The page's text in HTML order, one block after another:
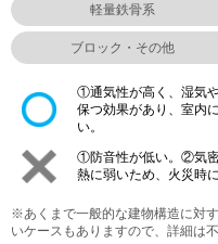
軽量鉄骨系
ブロック・その他
①通気性が高く、湿気
保つ効果があり、室内
い。
①防音性が低い。②気
熱に弱いため、火災時
※あくまで一般的な建物構造に対
いケースもありますので、詳細は